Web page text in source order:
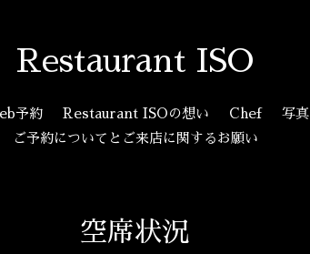
Restaurant ISO
予約 Restaurant ISOの想い Chef 写真
ご予約についてとご来店に関するお願い
空席状況